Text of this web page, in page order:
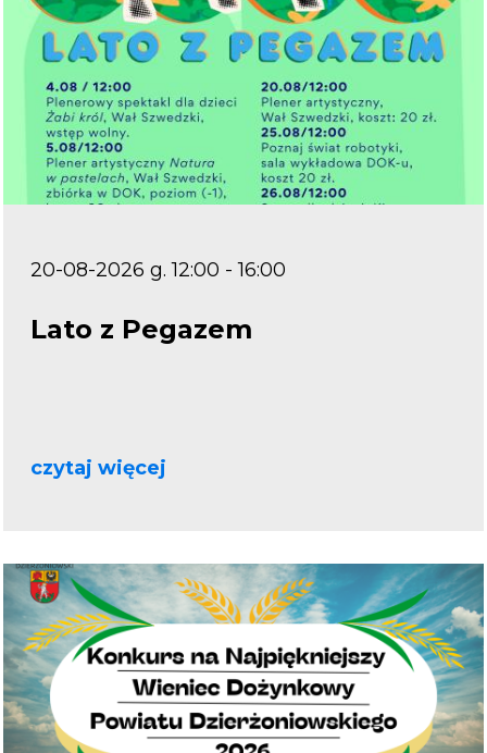
20-08-2026 g. 12:00 - 16:00
Lato z Pegazem
czytaj więcej